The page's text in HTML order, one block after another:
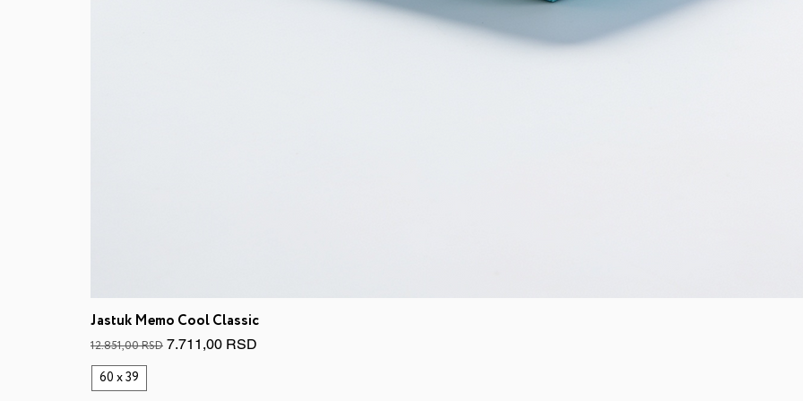
Jastuk Memo Cool Classic
Regular Price
12.851,00 RSD Sale Price
7.711,00 RSD
60 x 39